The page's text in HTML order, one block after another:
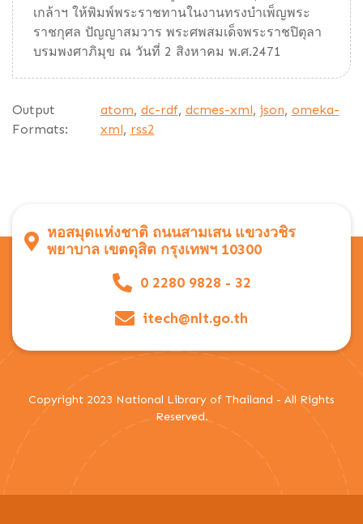
เกล้าฯ ให้พิมพ์พระราชทานในงานทรงบำเพ็ญพระ
ราชกุศล ปัญญาสมวาร พระศพสมเด็จพระราชปิตุลา
บรมพงศาภิมุข ณ วันที่ 2 สิงหาคม พ.ศ.2471
Output
Formats:
atom, dc-rdf, dcmes-xml, json, omeka-
xml, rss2
หอสมุดแห่งชาติ ถนนสามเสน แขวงวชิร
พยาบาล เขตดุสิต กรุงเทพฯ 10300
0 2280 9828 - 32
itech@nlt.go.th
Copyright 2023 National Library of Thailand - All Rights
Reserved.